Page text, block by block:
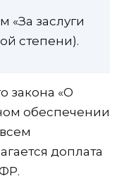
заслуги
степени).
закона «О
обеспечении
доплата